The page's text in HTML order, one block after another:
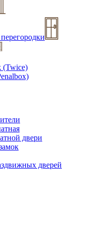
(Twice)
двери
дверей